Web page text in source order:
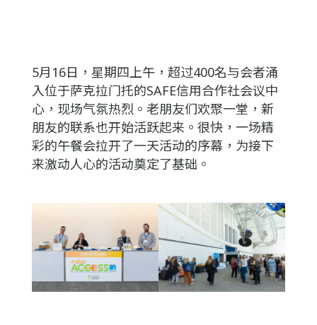
5月16日，星期四上午，超过400名与会者涌
入位于萨克拉门托的SAFE信用合作社会议中
心，现场气氛热烈。老朋友们欢聚一堂，新
朋友的联系也开始活跃起来。很快，一场精
彩的午餐会拉开了一天活动的序幕，为接下
来激动人心的活动奠定了基础。